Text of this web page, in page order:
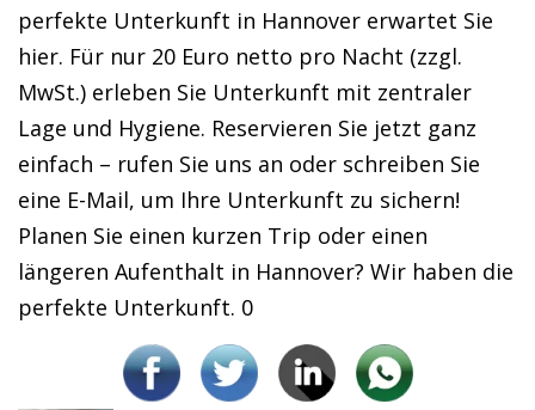
perfekte Unterkunft in Hannover erwartet Sie
hier. Für nur 20 Euro netto pro Nacht (zzgl.
MwSt.) erleben Sie Unterkunft mit zentraler
Lage und Hygiene. Reservieren Sie jetzt ganz
einfach – rufen Sie uns an oder schreiben Sie
eine E-Mail, um Ihre Unterkunft zu sichern!
Planen Sie einen kurzen Trip oder einen
längeren Aufenthalt in Hannover? Wir haben die
perfekte Unterkunft. 0